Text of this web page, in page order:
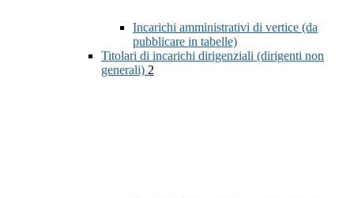
Incarichi amministrativi di vertice (da
pubblicare in tabelle)
Titolari di incarichi dirigenziali (dirigenti non
generali) 2